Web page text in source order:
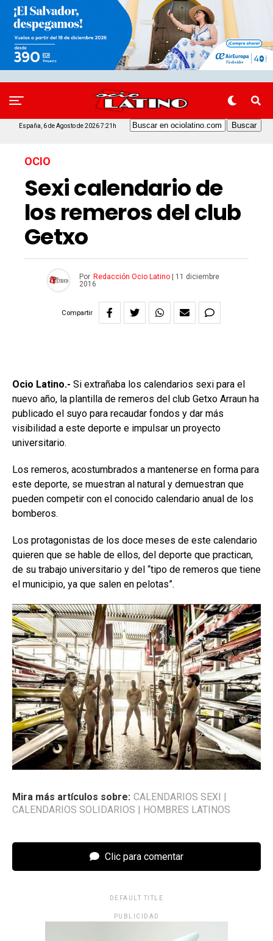
España, 6 de Agosto de 2026 7:21h
OCIO
Sexi calendario de
los remeros del club
Getxo
Por Redacción Ocio Latino|
11 diciembre
2016
Compartir
Ocio Latino.- Si extrañaba los calendarios sexi para el
nuevo año, la plantilla de remeros del club Getxo Arraun ha
publicado el suyo para recaudar fondos y dar más
visibilidad a este deporte e impulsar un proyecto
universitario.
Los remeros, acostumbrados a mantenerse en forma para
este deporte, se muestran al natural y demuestran que
pueden competir con el conocido calendario anual de los
bomberos.
Los protagonistas de los doce meses de este calendario
quieren que se hable de ellos, del deporte que practican,
de su trabajo universitario y del “tipo de remeros que tiene
el municipio, ya que salen en pelotas”.
Mira más artículos sobre: CALENDARIOS SEXI
CALENDARIOS SOLIDARIOS
HOMBRES LATINOS
Clic para comentar
DEFAULT TITLE
PUBLICIDAD